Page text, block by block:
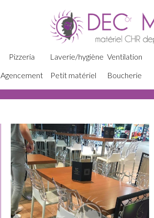
Pizzeria Laverie/hygiène Ventilation
Agencement Petit matériel Boucherie